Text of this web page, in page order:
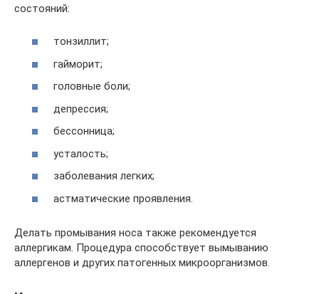
состояний:
тонзиллит;
гайморит;
головные боли;
депрессия;
бессонница;
усталость;
заболевания легких;
астматические проявления.
Делать промывания носа также рекомендуется
аллергикам. Процедура способствует вымыванию
аллергенов и других патогенных микроорганизмов.